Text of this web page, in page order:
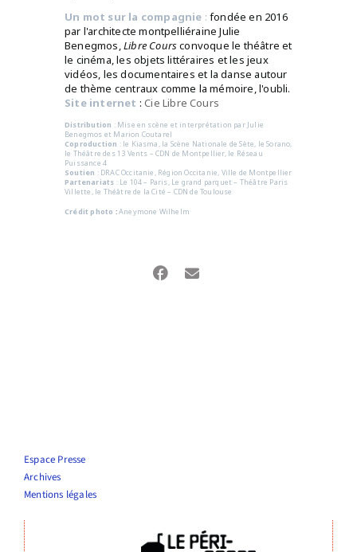
Un mot sur la compagnie :fondée en 2016
par l'architecte montpelliéraine Julie
Benegmos,Libre Coursconvoque le théâtre et
le cinéma, les objets littéraires et les jeux
vidéos, les documentaires et la danse autour
de thème centraux comme la mémoire, l'oubli.
Site internet :Cie Libre Cours
Distribution : Mise en scène et interprétation par Julie
Benegmos et Marion Coutarel
Coproduction : le Kiasma, la Scène Nationale de Sète, le Sorano,
le Théâtre des 13 Vents – CDN de Montpellier, le Réseau
Puissance 4
Soutien : DRAC Occitanie, Région Occitanie, Ville de Montpellier
Partenariats : Le 104 – Paris, Le grand parquet – Théâtre Paris
Villette, le Théâtre de la Cité – CDN de Toulouse
Crédit photo :Aneymone Wilhelm
Espace Presse
Archives
Mentions légales